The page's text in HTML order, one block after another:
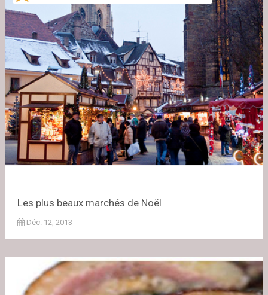
Les plus beaux marchés de Noël
Déc. 12, 2013